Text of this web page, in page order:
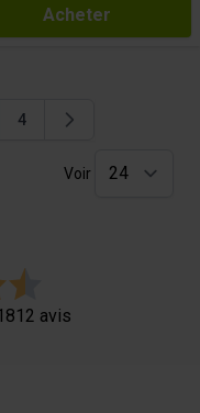
Acheter
la page
Page
4
Voir
avis